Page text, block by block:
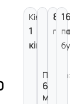
Кімнат:
1
кімната
Площа:
63
м²
8 16